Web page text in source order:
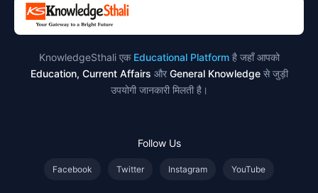
KnowledgeSthali एक Educational Platformहै जहाँ आपको
Education, Current Affairs और General Knowledgeसे जुड़ी
उपयोगी जानकारी मिलती है।
Follow Us
Facebook Twitter Instagram YouTube